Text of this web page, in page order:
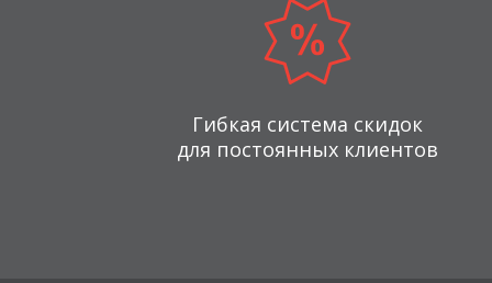
Гибкая система скидок
для постоянных клиентов